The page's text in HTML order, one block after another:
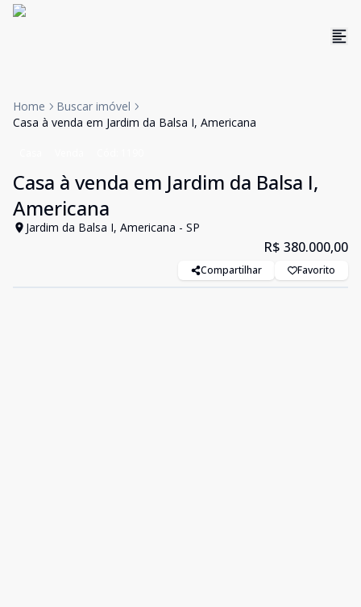
Home
Buscar imóvel
Casa à venda em Jardim da Balsa I, Americana
Casa à venda em Jardim da Balsa I,
Americana
Jardim da Balsa I, Americana - SP
R$ 380.000,00
Compartilhar Favorito